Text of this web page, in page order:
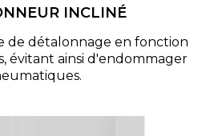
INCLINÉ
de détalonnage en fonction
évitant ainsi d'endommager